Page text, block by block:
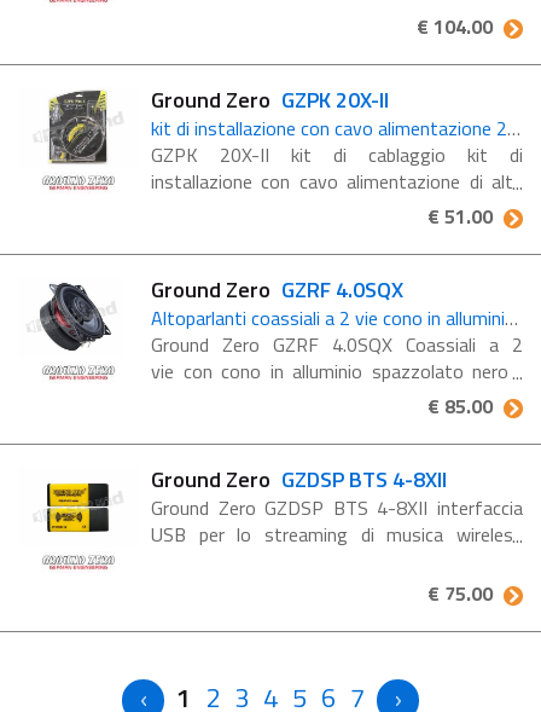
per un'installazione ottimizzata -
€ 104.00
Ground Zero GZPK 20X-II
kit di installazione con cavo alimentazione 20 mm² (4 AWG)
GZPK 20X-II kit di cablaggio kit di
installazione con cavo alimentazione di alta
qualità 20 mm² e cavo RCA Kit di cablaggio
€ 51.00
Ground Zero GZRF 4.0SQX
Altoparlanti coassiali a 2 vie cono in alluminio nero
Ground Zero GZRF 4.0SQX Coassiali a 2
vie con cono in alluminio spazzolato nero
Diffusori coassiali a 2 vie da 4″ con cono in
alluminio spazzolato nero e impedenza di 3
ohm Caratteristiche ...
€ 85.00
Ground Zero GZDSP BTS 4-8XII
Ground Zero GZDSP BTS 4-8XII interfaccia
USB per lo streaming di musica wireless
8X & GZDSP 4-8XII) Interfaccia per
€ 75.00
1 2 3 4 5 6 7